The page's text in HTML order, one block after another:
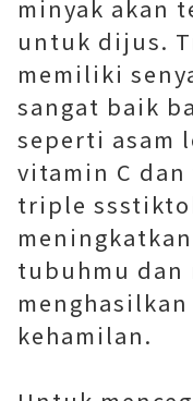
minyak akan
untuk dijus.
memiliki
sangat baik
seperti asam
vitamin C
triple
tubuhmu dan
kehamilan.